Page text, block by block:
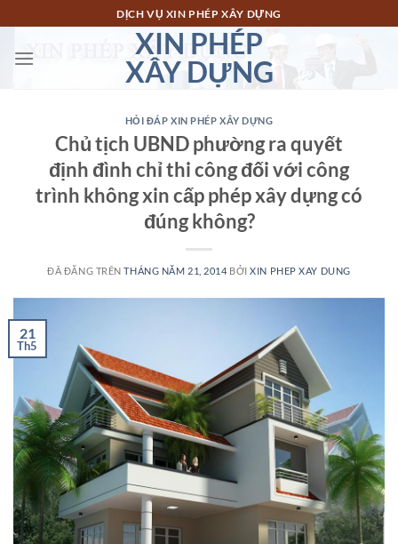
đến
nội
DỊCH VỤ XIN PHÉP XÂY DỰNG
XIN PHÉP
XÂY DỰNG
HỎI ĐÁP XIN PHÉP XÂY DỰNG
Chủ tịch UBND phường ra quyết
định đình chỉ thi công đối với công
trình không xin cấp phép xây dựng có
đúng không?
ĐÃ ĐĂNG TRÊNTHÁNG NĂM 21, 2014 BỞIXIN PHEP XAY DUNG
21
Th5